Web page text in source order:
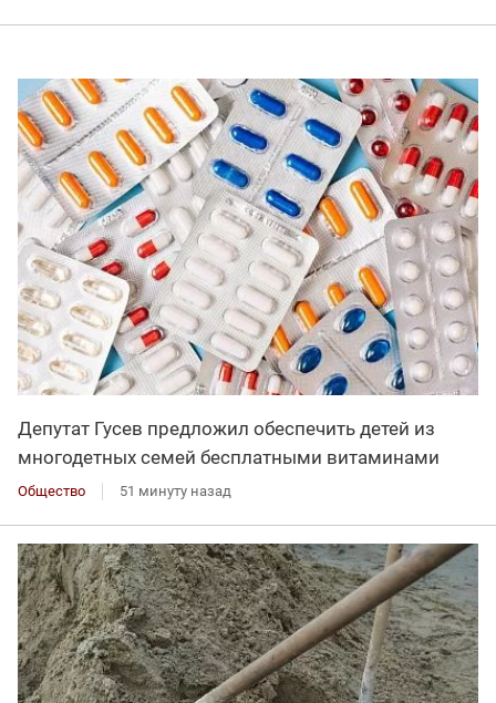
Депутат Гусев предложил обеспечить детей из
многодетных семей бесплатными витаминами
Общество 51 минуту назад